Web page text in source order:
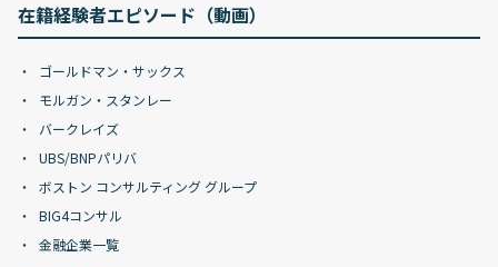
在籍経験者エピソード（動画）
ゴールドマン・サックス
モルガン・スタンレー
バークレイズ
UBS/BNPパリバ
ボストン コンサルティング グループ
BIG4コンサル
金融企業一覧